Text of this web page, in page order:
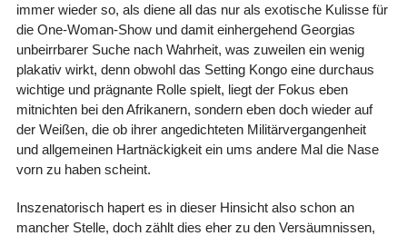
immer wieder so, als diene all das nur als exotische Kulisse für
die One-Woman-Show und damit einhergehend Georgias
unbeirrbarer Suche nach Wahrheit, was zuweilen ein wenig
plakativ wirkt, denn obwohl das Setting Kongo eine durchaus
wichtige und prägnante Rolle spielt, liegt der Fokus eben
mitnichten bei den Afrikanern, sondern eben doch wieder auf
der Weißen, die ob ihrer angedichteten Militärvergangenheit
und allgemeinen Hartnäckigkeit ein ums andere Mal die Nase
vorn zu haben scheint.
Inszenatorisch hapert es in dieser Hinsicht also schon an
mancher Stelle, doch zählt dies eher zu den Versäumnissen,